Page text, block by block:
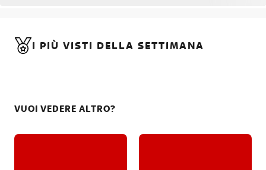
I PIÙ VISTI DELLA SETTIMANA
VUOI VEDERE ALTRO?